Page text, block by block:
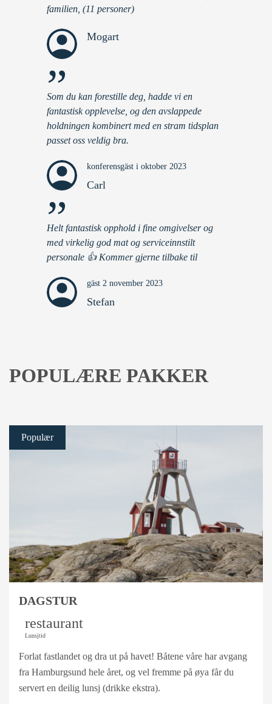
familien, (11 personer)
Mogart
”
Som du kan forestille deg, hadde vi en
fantastisk opplevelse, og den avslappede
holdningen kombinert med en stram tidsplan
passet oss veldig bra.
konferensgäst i oktober 2023
Carl
”
Helt fantastisk opphold i fine omgivelser og
med virkelig god mat og serviceinnstilt
personale 👍 Kommer gjerne tilbake til
gäst 2 november 2023
Stefan
POPULÆRE PAKKER
Populær
DAGSTUR
restaurant
Lunsjtid
Forlat fastlandet og dra ut på havet! Båtene våre har avgang
fra Hamburgsund hele året, og vel fremme på øya får du
servert en deilig lunsj (drikke ekstra).